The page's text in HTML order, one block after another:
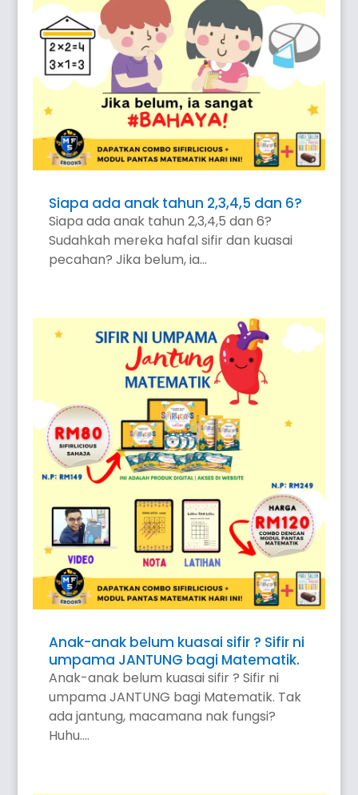
Siapa ada anak tahun 2,3,4,5 dan 6?
Siapa ada anak tahun 2,3,4,5 dan 6?
Sudahkah mereka hafal sifir dan kuasai
pecahan? Jika belum, ia...
Anak-anak belum kuasai sifir ? Sifir ni
umpama JANTUNG bagi Matematik.
Anak-anak belum kuasai sifir ? Sifir ni
umpama JANTUNG bagi Matematik. Tak
ada jantung, macamana nak fungsi?
Huhu....